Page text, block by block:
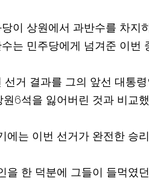
이 상원에서 과반수를 차지
는 민주당에게 넘겨준 이번
선거 결과를 그의 앞선 대통
6석을 잃어버린 것과 비교
에는 이번 선거가 완전한 승